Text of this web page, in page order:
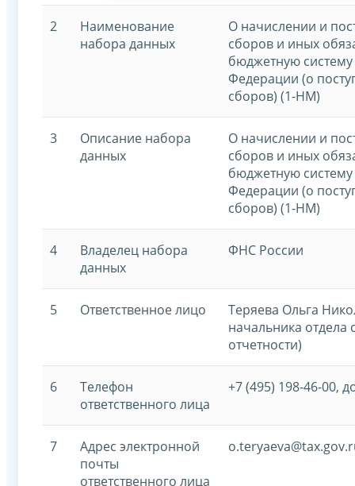
2
Наименование
набора данных
О начислении и
сборов и иных
бюджетную
Федерации (о
сборов) (1-НМ)
3
Описание набора
данных
О начислении и
сборов и иных
бюджетную
Федерации (о
сборов) (1-НМ)
4
Владелец набора
данных
ФНС России
5 Ответственное лицо
Теряева Ольга
начальника отдела
отчетности)
6
Телефон
ответственного лица
+7 (495) 198-46-00,
7
Адрес электронной
почты
ответственного лица